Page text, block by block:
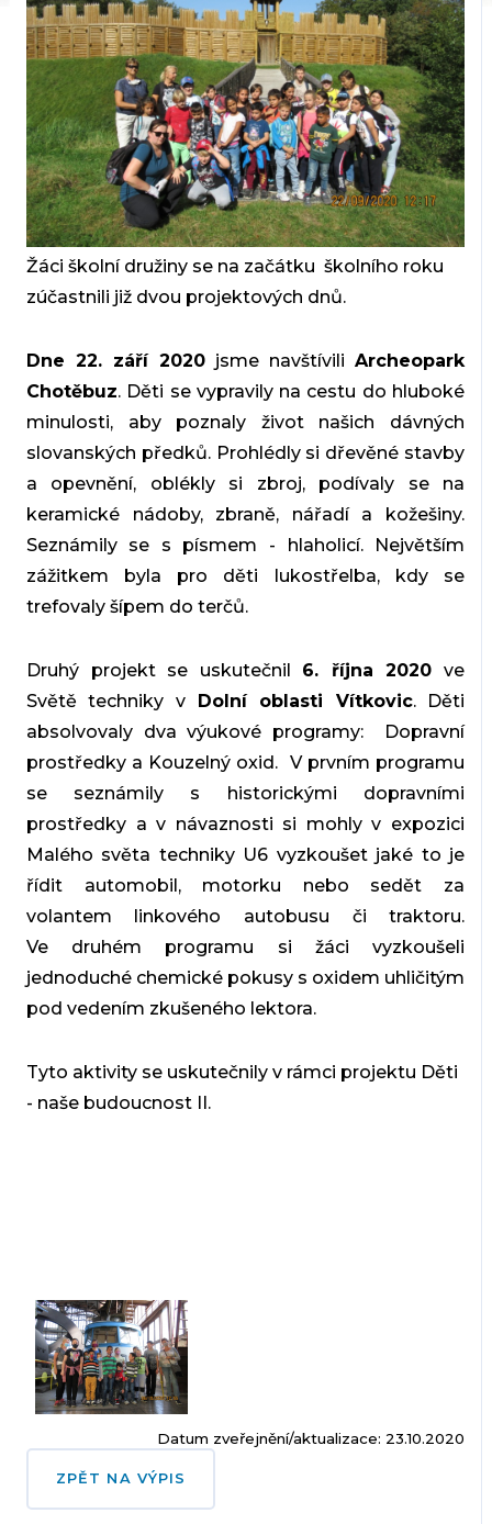
Žáci školní družiny se na začátku školního roku
zúčastnili již dvou projektových dnů.
Dne 22. září 2020 jsme navštíviliArcheopark
Chotěbuz. Děti se vypravily na cestu do hluboké
minulosti, aby poznaly život našich dávných
slovanských předků. Prohlédly si dřevěné stavby
a opevnění, oblékly si zbroj, podívaly se na
keramické nádoby, zbraně, nářadí a kožešiny.
Seznámily se s písmem - hlaholicí. Největším
zážitkem byla pro děti lukostřelba, kdy se
trefovaly šípem do terčů.
Druhý projekt se uskutečnil 6. října 2020 ve
Světě techniky v Dolní oblasti Vítkovic. Děti
absolvovaly dva výukové programy: Dopravní
prostředky a Kouzelný oxid. V prvním programu
se seznámily s historickými dopravními
prostředky a v návaznosti si mohly v expozici
Malého světa techniky U6 vyzkoušet jaké to je
řídit automobil, motorku nebo sedět za
volantem linkového autobusu či traktoru.
Ve druhém programu si žáci vyzkoušeli
jednoduché chemické pokusy s oxidem uhličitým
pod vedením zkušeného lektora.
Tyto aktivity se uskutečnily v rámci projektu Děti
- naše budoucnost II.
Datum zveřejnění/aktualizace: 23.10.2020
ZPĚT NA VÝPIS